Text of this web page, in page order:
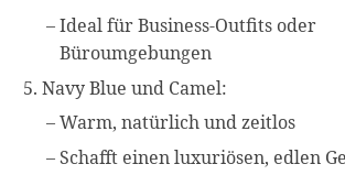
Ideal für Business-Outfits oder
Büroumgebungen
Navy Blue und Camel:
Warm, natürlich und zeitlos
Schafft einen luxuriösen, edlen